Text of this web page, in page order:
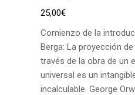
25,00€
Comienzo de la
Berga: La proyección
través de la obra de un
universal es un
incalculable. George